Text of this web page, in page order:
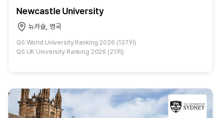
Newcastle University
뉴카슬, 영국
QS World University Ranking 2026 (137위)
QS UK University Ranking 2026 (21위)